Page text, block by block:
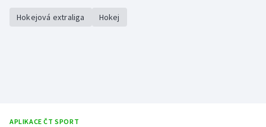
Hokejová extraliga Hokej
APLIKACE ČT SPORT